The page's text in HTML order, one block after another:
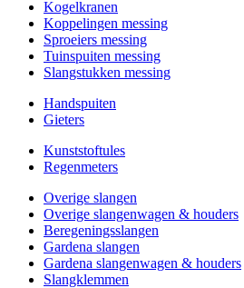
Kogelkranen
Koppelingen messing
Sproeiers messing
Tuinspuiten messing
Slangstukken messing
Handspuiten
Gieters
Kunststoftules
Regenmeters
Overige slangen
Overige slangenwagen & houders
Beregeningsslangen
Gardena slangen
Gardena slangenwagen & houders
Slangklemmen